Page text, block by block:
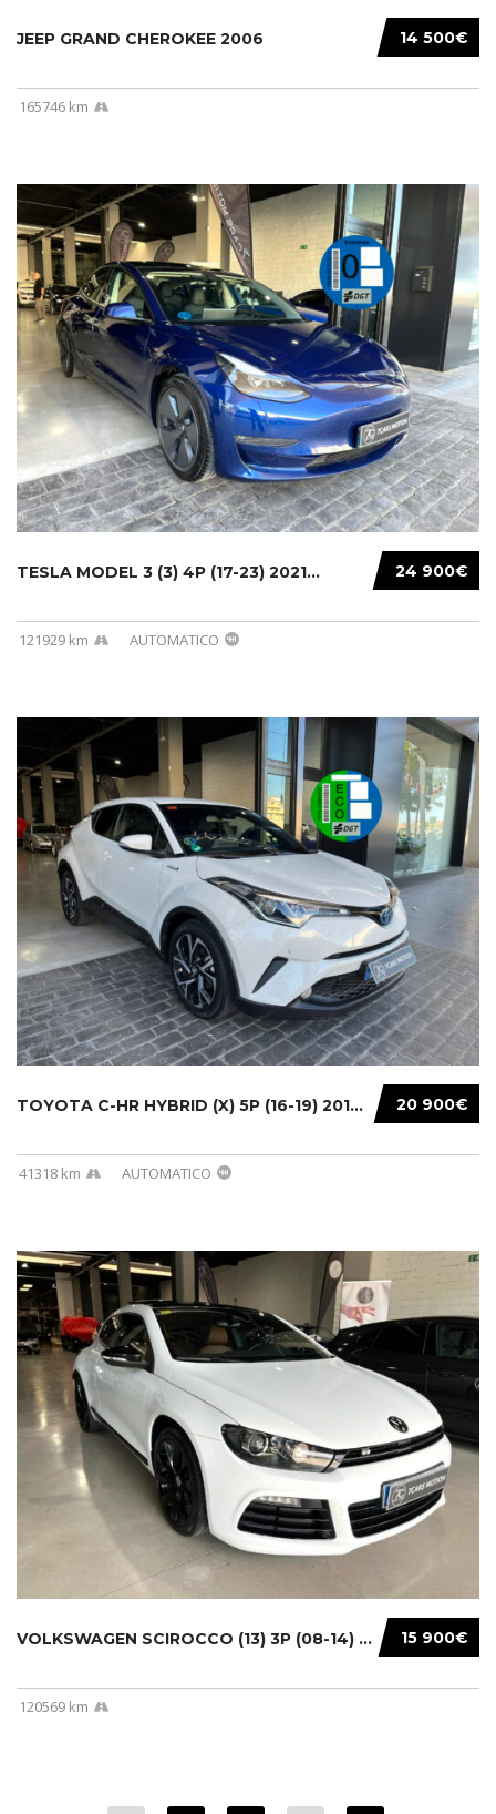
14 500€
JEEP GRAND CHEROKEE 2006
165746 km
24 900€
TESLA MODEL 3 (3) 4P (17-23) 2021...
121929 km AUTOMATICO
20 900€
TOYOTA C-HR HYBRID (X) 5P (16-19) 2019...
41318 km AUTOMATICO
15 900€
VOLKSWAGEN SCIROCCO (13) 3P (08-14) 2010...
120569 km